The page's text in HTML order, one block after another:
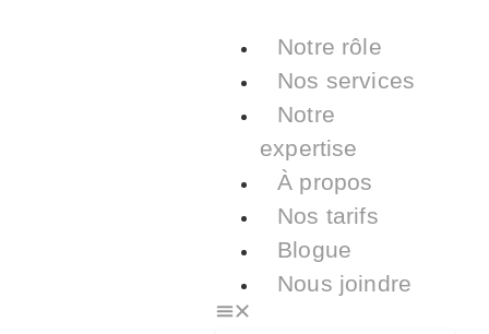
Notre rôle
Nos services
Notre
expertise
À propos
Nos tarifs
Blogue
Nous joindre